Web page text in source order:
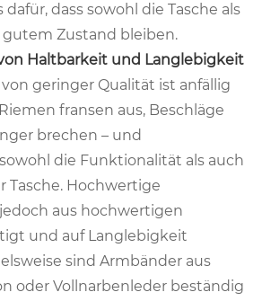
dafür, dass sowohl die Tasche als
Zustand bleiben.
Haltbarkeit und Langlebigkeit
geringer Qualität ist anfällig
fransen aus, Beschläge
brechen – und
die Funktionalität als auch
Tasche. Hochwertige
aus hochwertigen
und auf Langlebigkeit
sind Armbänder aus
oder Vollnarbenleder beständig